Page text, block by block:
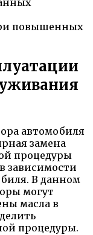
повышенных
автомобиля
замена
процедуры
зависимости
В данном
могут
масла в
процедуры.